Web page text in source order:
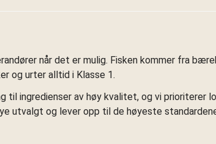
når det er mulig. Fisken kommer fra
og urter alltid i Klasse 1.
til ingredienser av høy kvalitet, og vi prioriterer
utvalgt og lever opp til de høyeste